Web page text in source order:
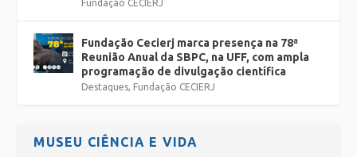
Fundação CECIERJ
Fundação Cecierj marca presença na 78ª
Reunião Anual da SBPC, na UFF, com ampla
programação de divulgação científica
Destaques Fundação CECIERJ
MUSEU CIÊNCIA E VIDA